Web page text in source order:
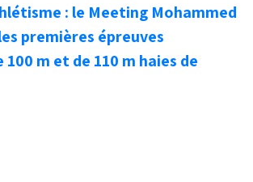
: le Meeting Mohammed
premières épreuves
100 m et de 110 m haies de